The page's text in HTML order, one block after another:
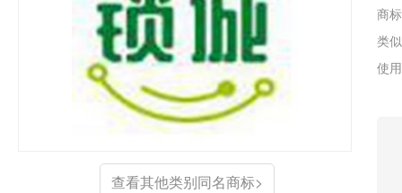
查看其他类别同名商标>
商
类
使